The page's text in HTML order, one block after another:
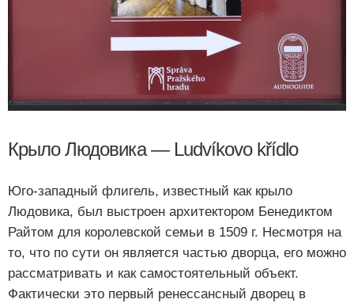
Крыло Людовика — Ludvíkovo křídlo
Юго-западный флигель, известный как крыло
Людовика, был выстроен архитектором Бенедиктом
Райтом для королевской семьи в 1509 г. Несмотря на
то, что по сути он является частью дворца, его можно
рассматривать и как самостоятельный объект.
Фактически это первый ренессансный дворец в